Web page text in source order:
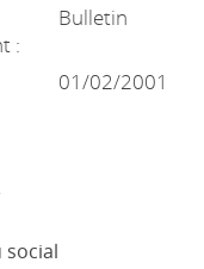
:
Bulletin
01/02/2001
social